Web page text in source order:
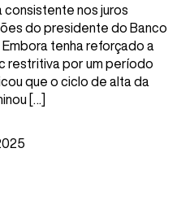
consistente nos juros
do presidente do Banco
tenha reforçado a
restritiva por um período
que o ciclo de alta da
[…]